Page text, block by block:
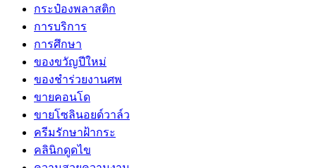
กระป๋องพลาสติก
การบริการ
การศึกษา
ของขวัญปีใหม่
ของชำร่วยงานศพ
ขายคอนโด
ขายโซลินอยด์วาล์ว
ครีมรักษาฝ้ากระ
คลินิกดูดไข